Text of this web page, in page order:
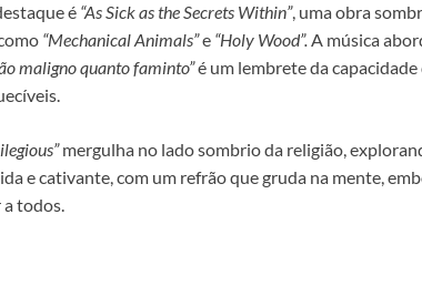
é “As Sick as the Secrets Within”, uma obra
“Mechanical Animals”e “Holy Wood”.A música
maligno quanto faminto”é um lembrete da
mergulha no lado sombrio da religião,
e cativante, com um refrão que gruda na mente,
a todos.